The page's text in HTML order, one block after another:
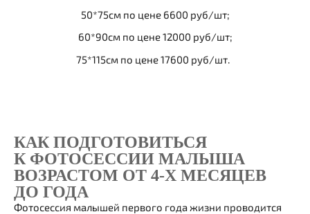
50*75см по цене 6600 руб/шт;
60*90см по цене 12000 руб/шт;
75*115см по цене 17600 руб/шт.
КАК ПОДГОТОВИТЬСЯ
К ФОТОСЕССИИ МАЛЫША
ВОЗРАСТОМ ОТ 4-Х МЕСЯЦЕВ
ДО ГОДА
Фотосессия малышей первого года жизни проводится